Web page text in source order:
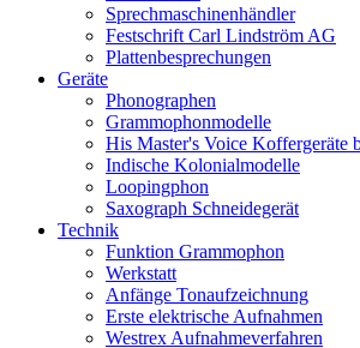
Sprechmaschinenhändler
Festschrift Carl Lindström AG
Plattenbesprechungen
Geräte
Phonographen
Grammophonmodelle
His Master's Voice Koffergeräte
Indische Kolonialmodelle
Loopingphon
Saxograph Schneidegerät
Technik
Funktion Grammophon
Werkstatt
Anfänge Tonaufzeichnung
Erste elektrische Aufnahmen
Westrex Aufnahmeverfahren